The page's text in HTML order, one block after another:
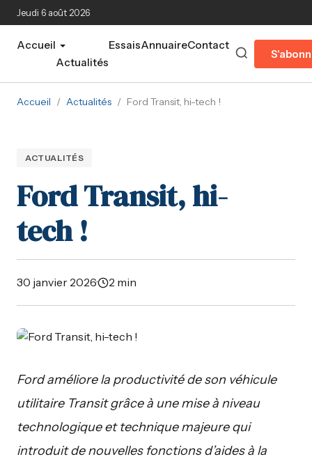
Aller au contenu principal
Jeudi 6 août 2026
Accueil
Actualités
EssaisAnnuaireContact
Accueil / Actualités / Ford Transit, hi-tech !
ACTUALITÉS
Ford Transit, hi-
tech !
30 janvier 2026· 2 min
Ford améliore la productivité de son véhicule
utilitaire Transit grâce à une mise à niveau
technologique et technique majeure qui
introduit de nouvelles fonctions d’aides à la